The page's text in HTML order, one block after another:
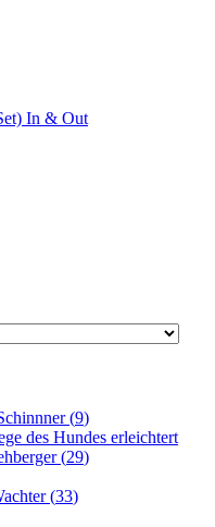
In & Out
(9)
des Hundes erleichtert
(29)
(33)